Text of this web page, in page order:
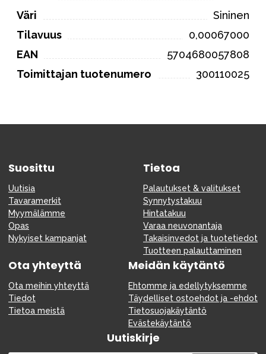
Väri
Sininen
Tilavuus
0,00067000
EAN
5704680057808
Toimittajan tuotenumero
300110025
Suosittu
Uutisia
Tavaramerkit
Myymälämme
Opas
Nykyiset kampanjat
Tietoa
Palautukset & valitukset
Synnytystakuu
Hintatakuu
Varaa neuvonantaja
Takaisinvedot ja tuotetiedot
Tuotteen palauttaminen
Ota yhteyttä
Ota meihin yhteyttä
Tiedot
Tietoa meistä
Meidän käytäntö
Ehtomme ja edellytyksemme
Täydelliset ostoehdot ja -ehdot
Tietosuojakäytäntö
Evästekäytäntö
Uutiskirje